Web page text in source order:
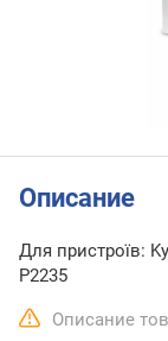
Описание
Для пристроїв:
P2235
Описание